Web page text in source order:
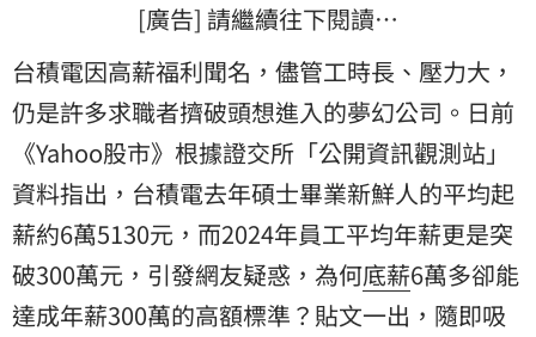
[廣告] 請繼續往下閱讀…
台積電因高薪福利聞名，儘管工時長、壓力大，
仍是許多求職者擠破頭想進入的夢幻公司。日前
《Yahoo股市》根據證交所「公開資訊觀測站」
資料指出，台積電去年碩士畢業新鮮人的平均起
薪約6萬5130元，而2024年員工平均年薪更是突
破300萬元，引發網友疑惑，為何底薪6萬多卻能
達成年薪300萬的高額標準？貼文一出，隨即吸